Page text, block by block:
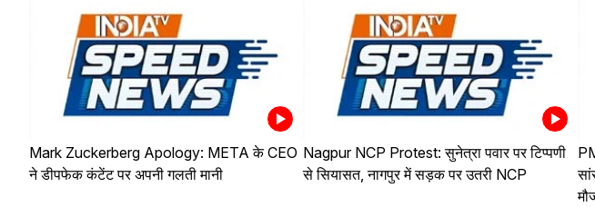
Mark Zuckerberg Apology: META के CEO
ने डीपफेक कंटेंट पर अपनी गलती मानी
Nagpur NCP Protest: सुनेत्रा पवार पर टिप्पणी
से सियासत, नागपुर में सड़क पर उतरी NCP